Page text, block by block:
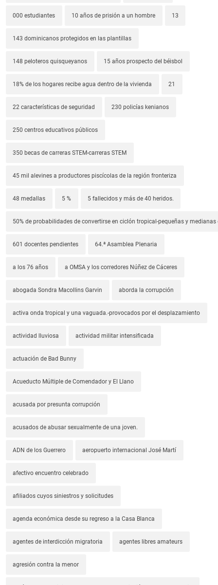
000 estudiantes 10 años de prisión a un hombre 13
143 dominicanos protegidos en las plantillas
148 peloteros quisqueyanos 15 años prospecto del béisbol
18% de los hogares recibe agua dentro de la vivienda 21
22 características de seguridad 230 policías kenianos
250 centros educativos públicos
350 becas de carreras STEM-carreras STEM
45 mil alevines a productores piscícolas de la región fronteriza
48 medallas 5 % 5 fallecidos y más de 40 heridos.
50% de probabilidades de convertirse en ciclón tropical-pequeñas y
601 docentes pendientes 64.ª Asamblea Plenaria
a los 76 años a OMSA y los corredores Núñez de Cáceres
abogada Sondra Macollins Garvin aborda la corrupción
activa onda tropical y una vaguada.-provocados por el desplazamiento
actividad lluviosa actividad militar intensificada
actuación de Bad Bunny
Acueducto Múltiple de Comendador y El Llano
acusada por presunta corrupción
acusados de abusar sexualmente de una joven.
ADN de los Guerrero aeropuerto internacional José Martí
afectivo encuentro celebrado
afiliados cuyos siniestros y solicitudes
agenda económica desde su regreso a la Casa Blanca
agentes de interdicción migratoria agentes libres amateurs
agresión contra la menor